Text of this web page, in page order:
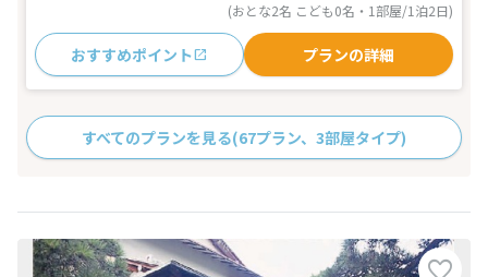
(おとな2名 こども0名・1部屋/1泊2日)
おすすめポイント プランの詳細
すべてのプランを見る(67プラン、3部屋タイプ)